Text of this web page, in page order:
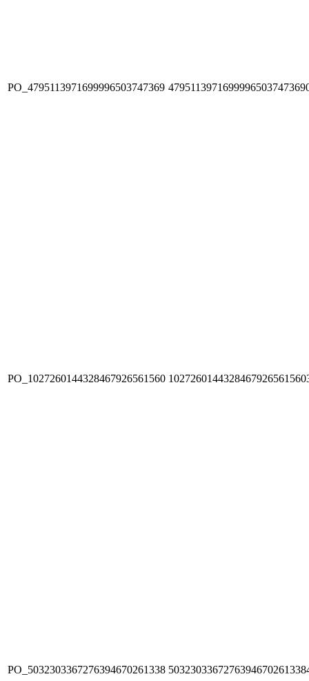
PO_4795113971699996503747369
PO_1027260144328467926561560
PO_5032303367276394670261338